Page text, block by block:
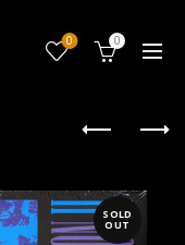
0 0
SOLD
OUT